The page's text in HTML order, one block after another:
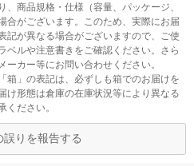
商品規格・仕様（容量、パッケージ、
合がございます。このため、実際にお届
記が異なる場合がございますので、ご使
ベルや注意書きをご確認ください。さら
カー等にお問い合わせください。
箱」の表記は、必ずしも箱でのお届けを
け形態は倉庫の在庫状況等により異なる
ください。
誤りを報告する